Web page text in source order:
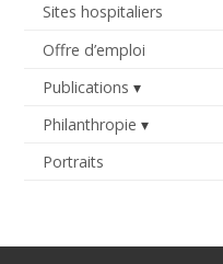
Sites hospitaliers
Offre d’emploi
Publications
Philanthropie
Portraits